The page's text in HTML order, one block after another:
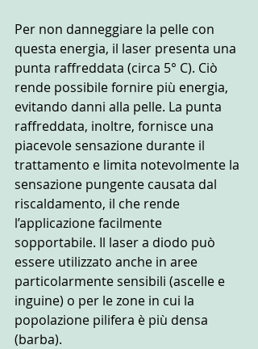
Per non danneggiare la pelle con
questa energia, il laser presenta una
punta raffreddata (circa 5° C). Ciò
rende possibile fornire più energia,
evitando danni alla pelle. La punta
raffreddata, inoltre, fornisce una
piacevole sensazione durante il
trattamento e limita notevolmente la
sensazione pungente causata dal
riscaldamento, il che rende
l’applicazione facilmente
sopportabile. Il laser a diodo può
essere utilizzato anche in aree
particolarmente sensibili (ascelle e
inguine) o per le zone in cui la
popolazione pilifera è più densa
(barba).